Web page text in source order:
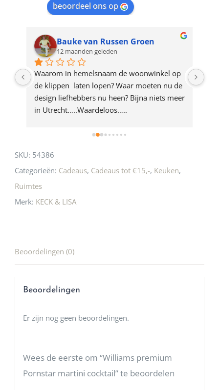
product
beoordeel ons op
Bauke van Russen Groen
12 maanden geleden
Waarom in hemelsnaam de woonwinkel op
de klippen  laten lopen? Waar moeten nu de
design liefhebbers nu heen? Bijna niets meer
in Utrecht…..Waardeloos…..
SKU: 54386
Categorieën: Cadeaus, Cadeaus tot €15,-, Keuken,
Ruimtes
Merk: KECK & LISA
Beoordelingen (0)
Beoordelingen
Er zijn nog geen beoordelingen.
Wees de eerste om “Williams premium
Pornstar martini cocktail” te beoordelen